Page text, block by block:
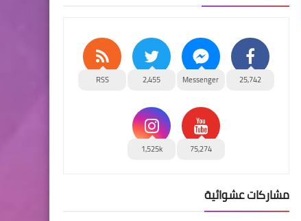
25,742
Messenger
2,455
RSS
75,274
1,525k
مشاركات عشوائية